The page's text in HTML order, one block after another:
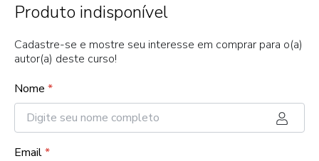
Produto indisponível
Cadastre-se e mostre seu interesse em comprar para o(a)
autor(a) deste curso!
Nome *
Email*